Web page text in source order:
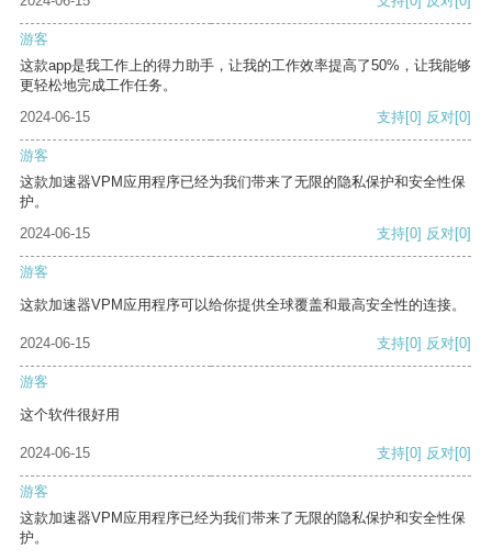
游客
这款app是我工作上的得力助手，让我的工作效率提高了50%，让我能够
更轻松地完成工作任务。
2024-06-15
支持[0] 反对[0]
游客
这款加速器VPM应用程序已经为我们带来了无限的隐私保护和安全性保
护。
2024-06-15
支持[0] 反对[0]
游客
这款加速器VPM应用程序可以给你提供全球覆盖和最高安全性的连接。
2024-06-15 支持[0] 反对[0]
游客
这个软件很好用
2024-06-15 支持[0] 反对[0]
游客
这款加速器VPM应用程序已经为我们带来了无限的隐私保护和安全性保
护。